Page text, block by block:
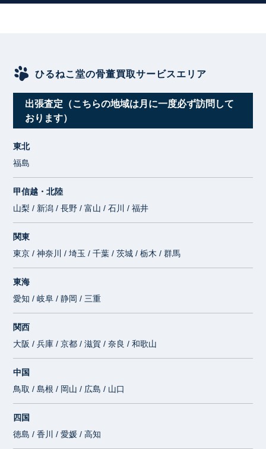
ひるねこ堂の骨董買取サービスエリア
出張査定（こちらの地域は月に一度必ず訪問して
おります）
東北
福島
甲信越・北陸
山梨 / 新潟 / 長野 / 富山 / 石川 / 福井
関東
東京 / 神奈川 / 埼玉 / 千葉 / 茨城 / 栃木 / 群馬
東海
愛知 / 岐阜 / 静岡 / 三重
関西
大阪 / 兵庫 / 京都 / 滋賀 / 奈良 / 和歌山
中国
鳥取 / 島根 / 岡山 / 広島 / 山口
四国
徳島 / 香川 / 愛媛 / 高知